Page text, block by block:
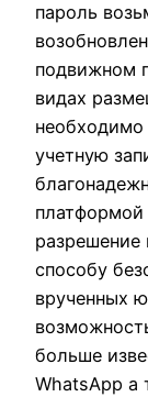
пароль
подвижном
видах
необходимо
учетную
платформой
разрешение
способу
врученных
больше
WhatsApp а